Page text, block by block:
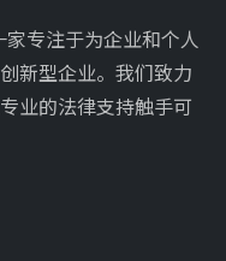
专注于为企业和个人
新型企业。我们致力
业的法律支持触手可